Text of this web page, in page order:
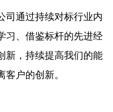
司通过持续对标行业内
习、借鉴标杆的先进经
新，持续提高我们的能
户的创新。